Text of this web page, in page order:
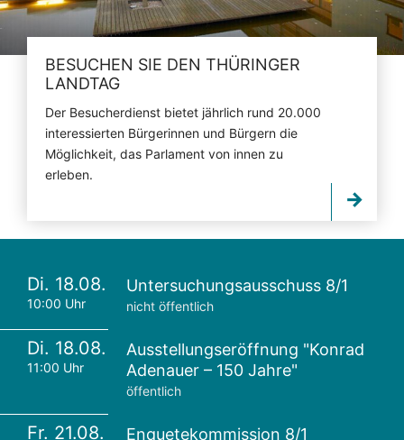
BESUCHEN SIE DEN THÜRINGER
LANDTAG
Der Besucherdienst bietet jährlich rund 20.000
interessierten Bürgerinnen und Bürgern die
Möglichkeit, das Parlament von innen zu
erleben.
Di. 18.08.
10:00 Uhr
Untersuchungsausschuss 8/1
nicht öffentlich
Di. 18.08.
11:00 Uhr
Ausstellungseröffnung "Konrad
Adenauer – 150 Jahre"
öffentlich
Fr. 21.08. Enquetekommission 8/1